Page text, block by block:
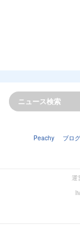
Peachy ブログ
運